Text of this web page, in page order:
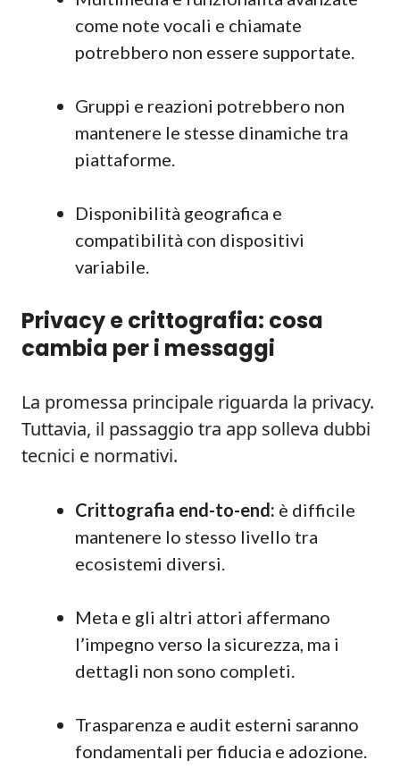
come note vocali e chiamate
potrebbero non essere supportate.
Gruppi e reazioni potrebbero non
mantenere le stesse dinamiche tra
piattaforme.
Disponibilità geografica e
compatibilità con dispositivi
variabile.
Privacy e crittografia: cosa
cambia per i messaggi
La promessa principale riguarda la privacy.
Tuttavia, il passaggio tra app solleva dubbi
tecnici e normativi.
Crittografia end-to-end: è difficile
mantenere lo stesso livello tra
ecosistemi diversi.
Meta e gli altri attori affermano
l’impegno verso la sicurezza, ma i
dettagli non sono completi.
Trasparenza e audit esterni saranno
fondamentali per fiducia e adozione.